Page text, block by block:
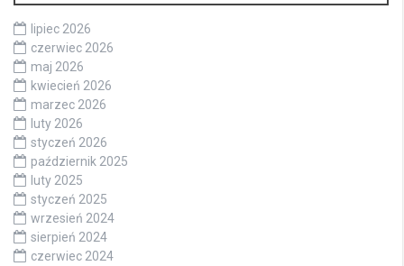
lipiec 2026
czerwiec 2026
maj 2026
kwiecień 2026
marzec 2026
luty 2026
styczeń 2026
październik 2025
luty 2025
styczeń 2025
wrzesień 2024
sierpień 2024
czerwiec 2024